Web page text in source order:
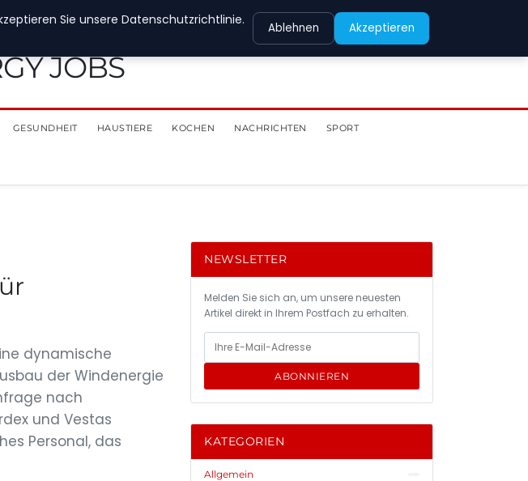
JOBS
GESUNDHEIT HAUSTIERE KOCHEN NACHRICHTEN SPORT
dynamische
der Windenergie
nach
und Vestas
Personal, das
NEWSLETTER
Melden Sie sich an, um unsere neuesten
Artikel direkt in Ihrem Postfach zu erhalten.
ABONNIEREN
KATEGORIEN
Allgemein
Sie unsere Datenschutzrichtlinie.
Ablehnen Akzeptieren